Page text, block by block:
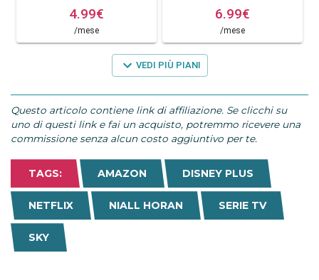
Questo articolo contiene link di affiliazione. Se clicchi su
uno di questi link e fai un acquisto, potremmo ricevere una
commissione senza alcun costo aggiuntivo per te.
TAGS: AMAZON DISNEY PLUS
NETFLIX NIALL HORAN SERIE TV
SKY